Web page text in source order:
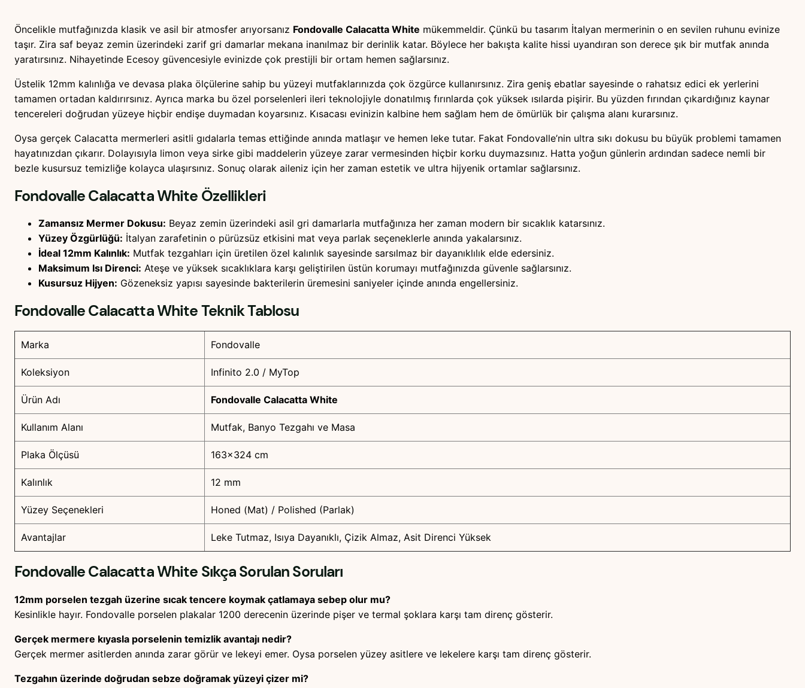
Öncelikle mutfağınızda klasik ve asil bir atmosfer arıyorsanız Fondovalle Calacatta White mükemmeldir. Çünkü bu tasarım İtalyan mermerinin o en sevilen ruhunu evinize
taşır. Zira saf beyaz zemin üzerindeki zarif gri damarlar mekana inanılmaz bir derinlik katar. Böylece her bakışta kalite hissi uyandıran son derece şık bir mutfak anında
yaratırsınız. Nihayetinde Ecesoy güvencesiyle evinizde çok prestijli bir ortam hemen sağlarsınız.
Üstelik 12mm kalınlığa ve devasa plaka ölçülerine sahip bu yüzeyi mutfaklarınızda çok özgürce kullanırsınız. Zira geniş ebatlar sayesinde o rahatsız edici ek yerlerini
tamamen ortadan kaldırırsınız. Ayrıca marka bu özel porselenleri ileri teknolojiyle donatılmış fırınlarda çok yüksek ısılarda pişirir. Bu yüzden fırından çıkardığınız kaynar
tencereleri doğrudan yüzeye hiçbir endişe duymadan koyarsınız. Kısacası evinizin kalbine hem sağlam hem de ömürlük bir çalışma alanı kurarsınız.
Oysa gerçek Calacatta mermerleri asitli gıdalarla temas ettiğinde anında matlaşır ve hemen leke tutar. Fakat Fondovalle’nin ultra sıkı dokusu bu büyük problemi tamamen
hayatınızdan çıkarır. Dolayısıyla limon veya sirke gibi maddelerin yüzeye zarar vermesinden hiçbir korku duymazsınız. Hatta yoğun günlerin ardından sadece nemli bir
bezle kusursuz temizliğe kolayca ulaşırsınız. Sonuç olarak aileniz için her zaman estetik ve ultra hijyenik ortamlar sağlarsınız.
Fondovalle Calacatta White Özellikleri
Zamansız Mermer Dokusu: Beyaz zemin üzerindeki asil gri damarlarla mutfağınıza her zaman modern bir sıcaklık katarsınız.
Yüzey Özgürlüğü: İtalyan zarafetinin o pürüzsüz etkisini mat veya parlak seçeneklerle anında yakalarsınız.
İdeal 12mm Kalınlık: Mutfak tezgahları için üretilen özel kalınlık sayesinde sarsılmaz bir dayanıklılık elde edersiniz.
Maksimum Isı Direnci: Ateşe ve yüksek sıcaklıklara karşı geliştirilen üstün korumayı mutfağınızda güvenle sağlarsınız.
Kusursuz Hijyen: Gözeneksiz yapısı sayesinde bakterilerin üremesini saniyeler içinde anında engellersiniz.
Fondovalle Calacatta WhiteTeknik Tablosu
Marka Fondovalle
Koleksiyon Infinito 2.0 / MyTop
Ürün Adı Fondovalle Calacatta White
Kullanım Alanı Mutfak, Banyo Tezgahı ve Masa
Plaka Ölçüsü 163×324 cm
Kalınlık 12 mm
Yüzey Seçenekleri Honed (Mat) / Polished (Parlak)
Avantajlar Leke Tutmaz, Isıya Dayanıklı, Çizik Almaz, Asit Direnci Yüksek
Fondovalle Calacatta White Sıkça Sorulan Soruları
12mm porselen tezgah üzerine sıcak tencere koymak çatlamaya sebep olur mu?
Kesinlikle hayır. Fondovalle porselen plakalar 1200 derecenin üzerinde pişer ve termal şoklara karşı tam direnç gösterir.
Gerçek mermere kıyasla porselenin temizlik avantajı nedir?
Gerçek mermer asitlerden anında zarar görür ve lekeyi emer. Oysa porselen yüzey asitlere ve lekelere karşı tam direnç gösterir.
Tezgahın üzerinde doğrudan sebze doğramak yüzeyi çizer mi?